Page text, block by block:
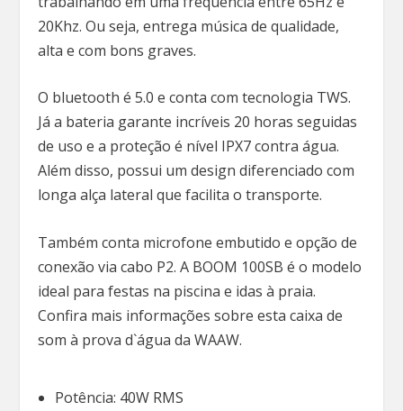
20Khz. Ou seja, entrega música de qualidade,
alta e com bons graves.
O bluetooth é 5.0 e conta com tecnologia TWS.
Já a bateria garante incríveis 20 horas seguidas
de uso e a proteção é nível IPX7 contra água.
Além disso, possui um design diferenciado com
longa alça lateral que facilita o transporte.
Também conta microfone embutido e opção de
conexão via cabo P2. A BOOM 100SB é o modelo
ideal para festas na piscina e idas à praia.
Confira mais informações sobre esta caixa de
som à prova d`água da WAAW.
Potência: 40W RMS